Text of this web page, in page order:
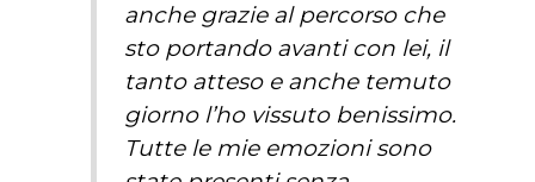
anche grazie al percorso che
sto portando avanti con lei, il
tanto atteso e anche temuto
giorno l’ho vissuto benissimo.
Tutte le mie emozioni sono